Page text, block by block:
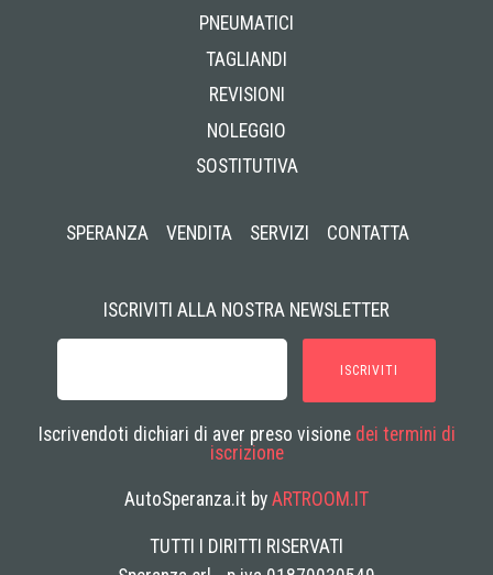
PNEUMATICI
TAGLIANDI
REVISIONI
NOLEGGIO
SOSTITUTIVA
SPERANZA VENDITA SERVIZI CONTATTA
ISCRIVITI ALLA NOSTRA NEWSLETTER
ISCRIVITI
Iscrivendoti dichiari di aver preso visione dei termini di
iscrizione
AutoSperanza.it by ARTROOM.IT
TUTTI I DIRITTI RISERVATI